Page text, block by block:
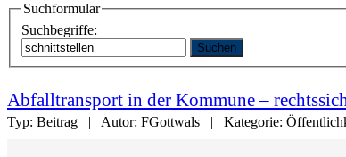
Suchformular
Suchbegriffe:
Suchen
Abfalltransport in der Kommune –
Typ: Beitrag Autor: FGottwals Kategorie: